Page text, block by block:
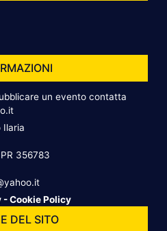
un evento contatta
Ilaria
356783
-Cookie Policy
DEL SITO